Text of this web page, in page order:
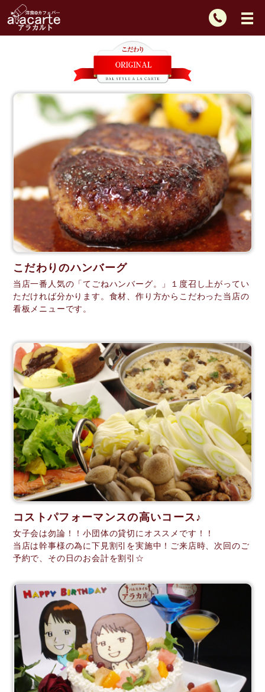
TEL：
こだわりのハンバーグ
当店一番人気の「てごねハンバーグ。」１度召し上がってい
ただければ分かります。食材、作り方からこだわった当店の
看板メニューです。
コストパフォーマンスの高いコース♪
女子会は勿論！！小団体の貸切にオススメです！！
当店は幹事様の為に下見割引を実施中！ご来店時、次回のご
予約で、その日のお会計を割引☆